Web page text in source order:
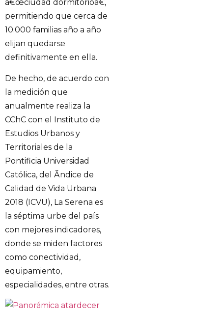
â€œciudad dormitorioâ€,
permitiendo que cerca de
10.000 familias año a año
elijan quedarse
definitivamente en ella.
De hecho, de acuerdo con
la medición que
anualmente realiza la
CChC con el Instituto de
Estudios Urbanos y
Territoriales de la
Pontificia Universidad
Católica, del Ãndice de
Calidad de Vida Urbana
2018 (ICVU), La Serena es
la séptima urbe del país
con mejores indicadores,
donde se miden factores
como conectividad,
equipamiento,
especialidades, entre otras.